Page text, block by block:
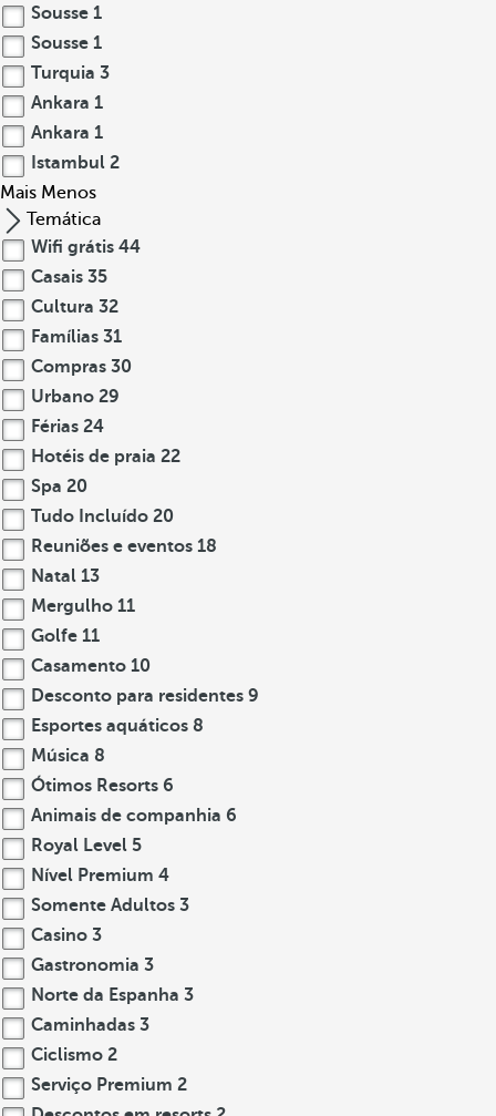
Sousse 1
Sousse 1
Turquia 3
Ankara 1
Ankara 1
Istambul 2
Mais Menos
Temática
Wifi grátis 44
Casais 35
Cultura 32
Famílias 31
Compras 30
Urbano 29
Férias 24
Hotéis de praia 22
Spa 20
Tudo Incluído 20
Reuniões e eventos 18
Natal 13
Mergulho 11
Golfe 11
Casamento 10
Desconto para residentes 9
Esportes aquáticos 8
Música 8
Ótimos Resorts 6
Animais de companhia 6
Royal Level 5
Nível Premium 4
Somente Adultos 3
Casino 3
Gastronomia 3
Norte da Espanha 3
Caminhadas 3
Ciclismo 2
Serviço Premium 2